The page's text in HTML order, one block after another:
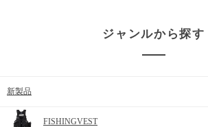
ジャンルから探す
新製品
FISHINGVEST